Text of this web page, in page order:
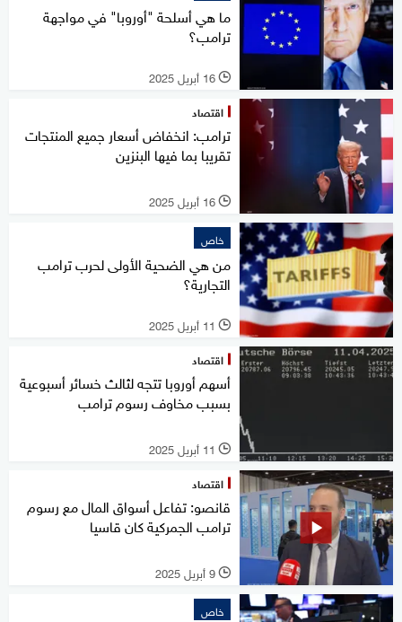
ما هي أسلحة "أوروبا" في مواجهة
ترامب؟
l 16 أبريل 2025
اقتصاد
ترامب: انخفاض أسعار جميع المنتجات
تقريبا بما فيها البنزين
l 16 أبريل 2025
خاص
من هي الضحية الأولى لحرب ترامب
التجارية؟
l 11 أبريل 2025
اقتصاد
أسهم أوروبا تتجه لثالث خسائر أسبوعية
بسبب مخاوف رسوم ترامب
l 11 أبريل 2025
اقتصاد
قانصو: تفاعل أسواق المال مع رسوم
ترامب الجمركية كان قاسيا
l 9 أبريل 2025
خاص